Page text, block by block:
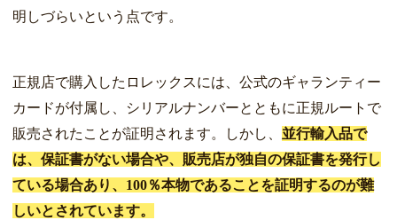
明しづらいという点です。
正規店で購入したロレックスには、公式のギャランティー
カードが付属し、シリアルナンバーとともに正規ルートで
販売されたことが証明されます。しかし、 並行輸入品で
は、保証書がない場合や、販売店が独自の保証書を発行し
ている場合あり、100％本物であることを証明するのが難
しいとされています。